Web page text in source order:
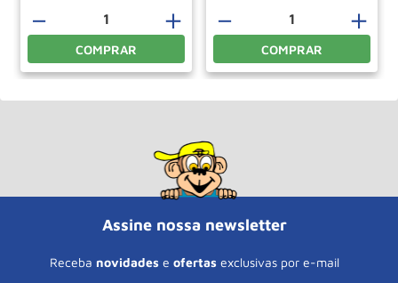
＋
－
COMPRAR
＋
－
COMPRAR
Assine nossa newsletter
Receba novidades e ofertas exclusivas por e-mail